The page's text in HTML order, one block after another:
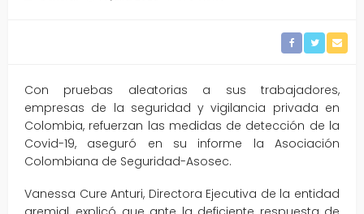
Con pruebas aleatorias a sus trabajadores,
empresas de la seguridad y vigilancia privada en
Colombia, refuerzan las medidas de detección de la
Covid-19, aseguró en su informe la Asociación
Colombiana de Seguridad-Asosec.
Vanessa Cure Anturi, Directora Ejecutiva de la entidad